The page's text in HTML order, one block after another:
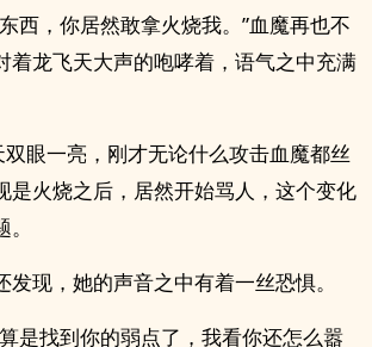
西，你居然敢拿火烧我。”血魔再也不
着龙飞天大声的咆哮着，语气之中充满
双眼一亮，刚才无论什么攻击血魔都丝
是火烧之后，居然开始骂人，这个变化
发现，她的声音之中有着一丝恐惧。
是找到你的弱点了，我看你还怎么嚣